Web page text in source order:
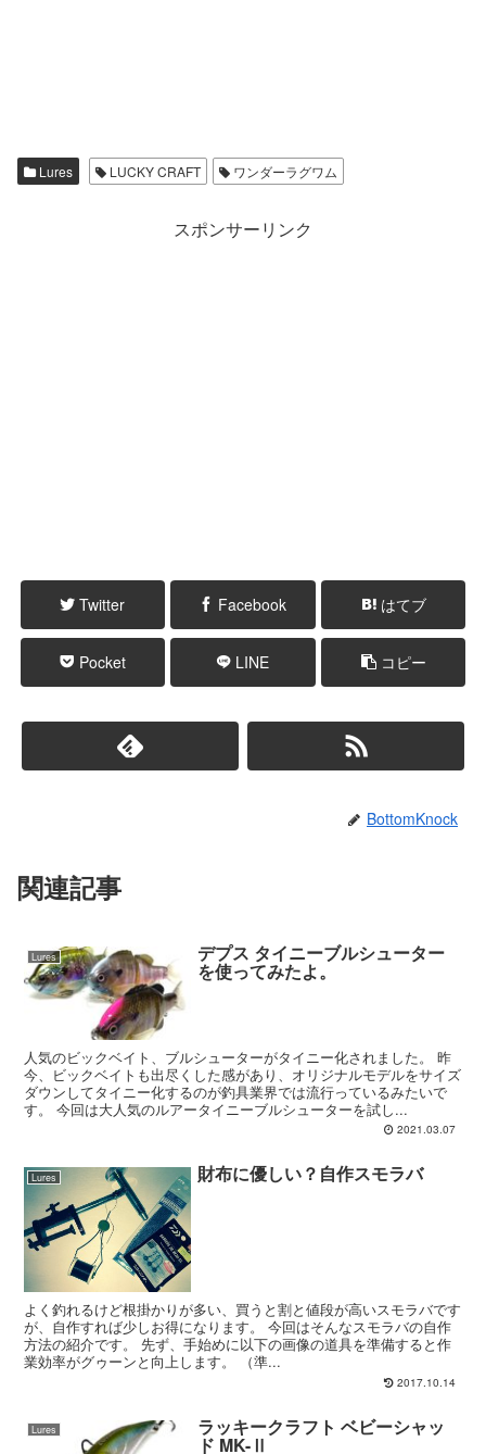
Lures LUCKY CRAFT ワンダーラグワム
スポンサーリンク
Twitter Facebook はてブ
Pocket LINE コピー
BottomKnock
関連記事
Lures デプス タイニーブルシューター
を使ってみたよ。
人気のビックベイト、ブルシューターがタイニー化されました。 昨
今、ビックベイトも出尽くした感があり、オリジナルモデルをサイズ
ダウンしてタイニー化するのが釣具業界では流行っているみたいで
す。 今回は大人気のルアータイニーブルシューターを試し...
2021.03.07
Lures 財布に優しい？自作スモラバ
よく釣れるけど根掛かりが多い、買うと割と値段が高いスモラバです
が、自作すれば少しお得になります。 今回はそんなスモラバの自作
方法の紹介です。 先ず、手始めに以下の画像の道具を準備すると作
業効率がグゥーンと向上します。 （準...
2017.10.14
Lures ラッキークラフト ベビーシャッ
ド MK-Ⅱ